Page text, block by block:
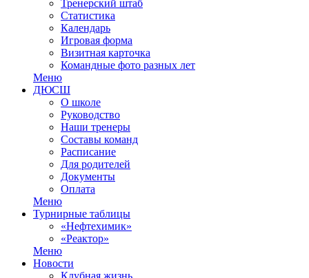
Тренерский штаб
Статистика
Календарь
Игровая форма
Визитная карточка
Командные фото разных лет
Меню
ДЮСШ
О школе
Руководство
Наши тренеры
Составы команд
Расписание
Для родителей
Документы
Оплата
Меню
Турнирные таблицы
«Нефтехимик»
«Реактор»
Меню
Новости
Клубная жизнь